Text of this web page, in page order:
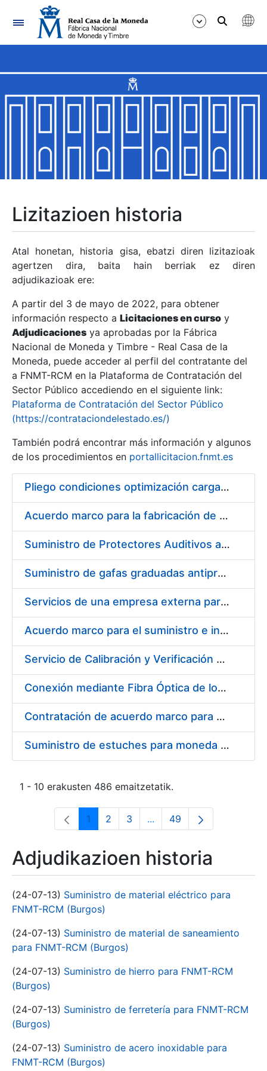
Nabigazioa
Erakutsi/Ezkutatu
Erakutsi/Ezkutatu
Erakutsi/Ezkutatu
Erakutsi/Ezkutatu
Erakutsi/Ezkutatu
Erakutsi/Ezkutatu
Erakutsi/Ezkutatu
Erakutsi/Ezkutatu
Lizitazioen historia
Atal honetan, historia gisa, ebatzi diren lizitazioak
agertzen dira, baita hain berriak ez diren
adjudikazioak ere:
A partir del 3 de mayo de 2022, para obtener
información respecto a Licitaciones en curso y
Adjudicaciones ya aprobadas por la Fábrica
Nacional de Moneda y Timbre - Real Casa de la
Moneda, puede acceder al perfil del contratante del
a FNMT-RCM en la Plataforma de Contratación del
Sector Público accediendo en el siguiente link:
Plataforma de Contratación del Sector Público
(https://contrataciondelestado.es/)
También podrá encontrar más información y algunos
de los procedimientos en portallicitacion.fnmt.es
Pliego condiciones optimización cargas compras firmado
Acuerdo marco para la fabricación de piezas
Suministro de Protectores Auditivos a medida para las personas trabajadoras de los Centros de Trabajo de Madrid y Burgos
Suministro de gafas graduadas antiproyecciones para los trabajadores de la FNMT-RCM en los centros de trabajo de Madrid y Burgos
Servicios de una empresa externa para el asesoramiento y resolución de los recursos de alzada que se presentan relacionados con procesos de selección para la FNMT-RCM
Acuerdo marco para el suministro e instalación de persianas, estores y otros complementos
Servicio de Calibración y Verificación Externa de los Equipos de Medición del Servicio de Prevención de la FNMT-RCM
Conexión mediante Fibra Óptica de los Centros de Proceso de Datos (CPDs) de las sedes de la FNMT-RCM de Burgos y Madrid
Contratación de acuerdo marco para el Suministro de Material de Electricidad para la Fábrica Nacional de Moneda y Timbre-Real Casa de la Moneda en su centro de trabajo de Burgos
Suministro de estuches para moneda de 30 €
1 - 10 erakusten 486 emaitzetatik.
Orrialdea
1 Orrialdea
2 Orrialdea
3 ...Intermediate Pages Use
Orrialdea
49
Adjudikazioen historia
(24-07-13) Suministro de material eléctrico para
FNMT-RCM (Burgos)
(24-07-13) Suministro de material de saneamiento
para FNMT-RCM (Burgos)
(24-07-13) Suministro de hierro para FNMT-RCM
(Burgos)
(24-07-13) Suministro de ferretería para FNMT-RCM
(Burgos)
(24-07-13) Suministro de acero inoxidable para
FNMT-RCM (Burgos)